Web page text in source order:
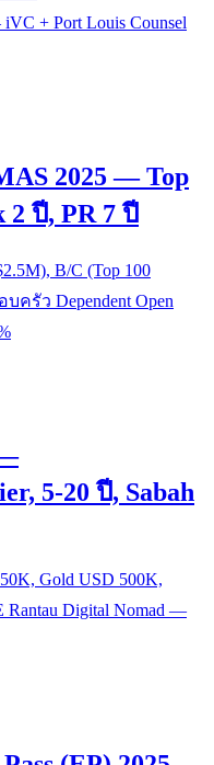
+ Port Louis Counsel
2025 — Top
2 ปี, PR 7 ปี
B/C (Top 100
ครัว Dependent Open
5-20 ปี, Sabah
Gold USD 500K,
Rantau Digital Nomad —